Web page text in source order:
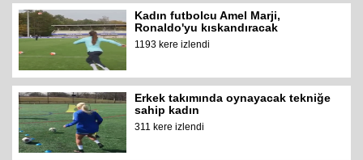
Kadın futbolcu Amel Marji,
Ronaldo'yu kıskandıracak
1193 kere izlendi
Erkek takımında oynayacak tekniğe
sahip kadın
311 kere izlendi